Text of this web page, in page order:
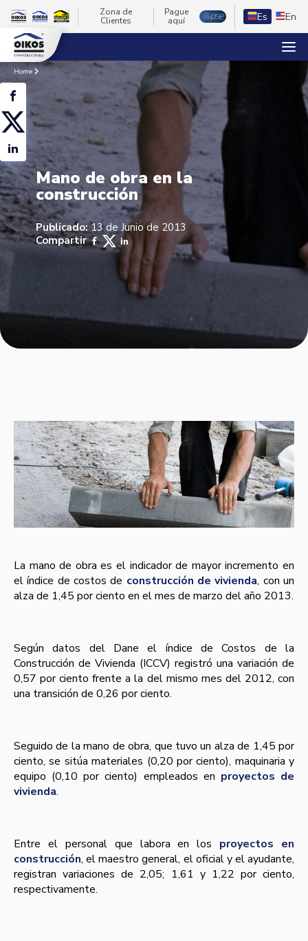
Zona de
Clientes
Pague
aquí
Es En
Home
Mano de obra en la
construcción
Publicado:13 de Junio de 2013
Compartir
La mano de obra es el indicador de mayor incremento en
el í­ndice de costos de construcción de vivienda, con un
alza de 1,45 por ciento en el mes de marzo del año 2013.
Según datos del Dane el índice de Costos de la
Construcción de Vivienda (ICCV) registró una variación de
0,57 por ciento frente a la del mismo mes del 2012, con
una transición de 0,26 por ciento.
Seguido de la mano de obra, que tuvo un alza de 1,45 por
ciento, se sitúa materiales (0,20 por ciento), maquinaria y
equipo (0,10 por ciento) empleados en proyectos de
vivienda.
Entre el personal que labora en los proyectos en
construcción, el maestro general, el oficial y el ayudante,
registran variaciones de 2,05; 1,61 y 1,22 por ciento,
respectivamente.